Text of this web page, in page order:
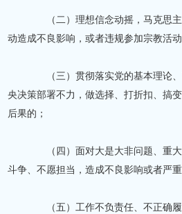
（二）理想信念动摇，马克思主
动造成不良影响，或者违规参加宗教活
（三）贯彻落实党的基本理论、
央决策部署不力，做选择、打折扣、搞
后果的；
（四）面对大是大非问题、重大
斗争、不愿担当，造成不良影响或者严重
（五）工作不负责任、不正确履